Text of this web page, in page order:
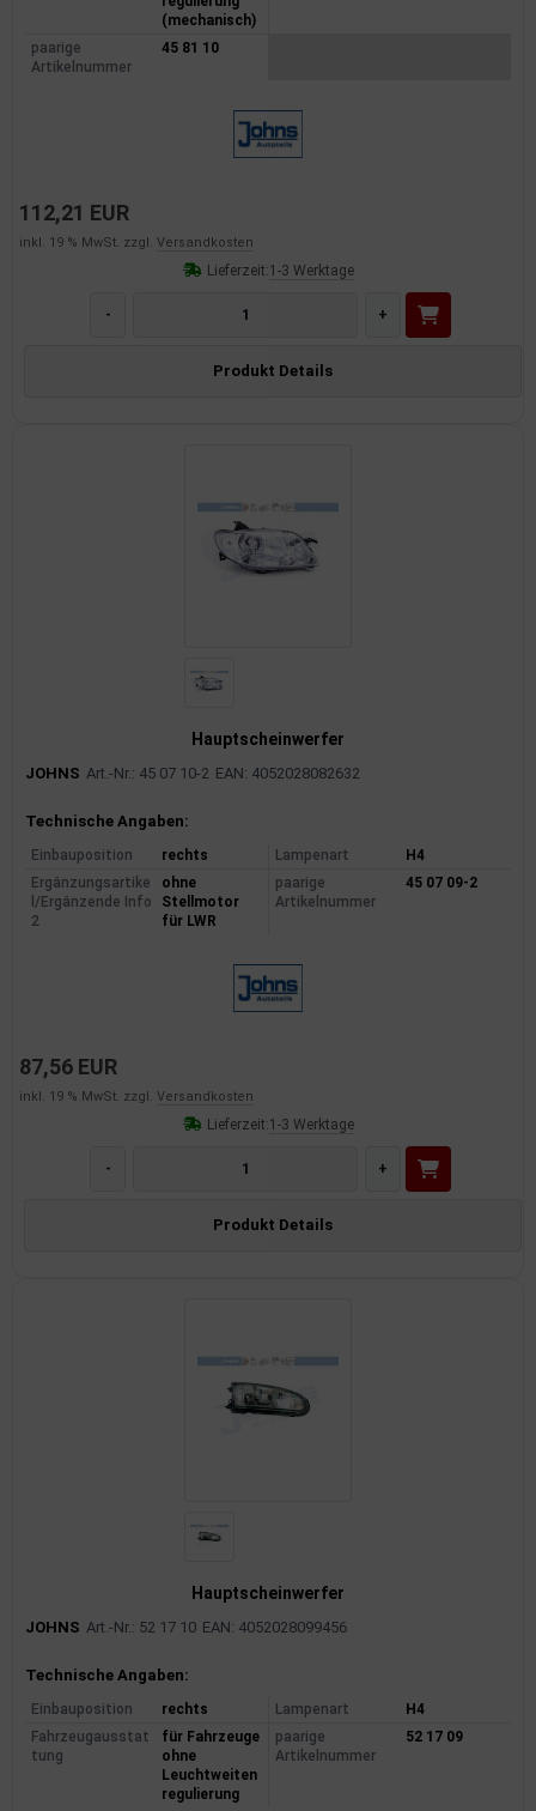
(mechanisch)
paarige
Artikelnummer
45 81 10
112,21 EUR
inkl. 19 % MwSt. zzgl. Versandkosten
Lieferzeit:1-3 Werktage
- +
Produkt Details
Hauptscheinwerfer
JOHNS Art.-Nr.: 45 07 10-2 EAN: 4052028082632
Produktinformationen
Technische Angaben:
Einbauposition rechts Lampenart
H4
Ergänzungsartike
l/Ergänzende Info
2
ohne
Stellmotor
für LWR
paarige
Artikelnummer
45 07 09-2
87,56 EUR
inkl. 19 % MwSt. zzgl. Versandkosten
Lieferzeit:1-3 Werktage
- +
Produkt Details
Hauptscheinwerfer
JOHNS Art.-Nr.: 52 17 10 EAN: 4052028099456
Produktinformationen
Technische Angaben:
Einbauposition rechts Lampenart
H4
Fahrzeugausstat
tung
für Fahrzeuge
ohne
Leuchtweiten
regulierung
paarige
Artikelnummer
52 17 09